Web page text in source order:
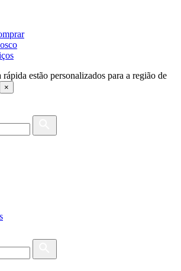
rápida estão personalizados para a região de
×